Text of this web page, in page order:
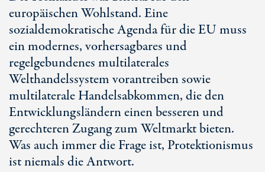
europäischen Wohlstand. Eine
sozialdemokratische Agenda für die EU muss
ein modernes, vorhersagbares und
regelgebundenes multilaterales
Welthandelssystem vorantreiben sowie
multilaterale Handelsabkommen, die den
Entwicklungsländern einen besseren und
gerechteren Zugang zum Weltmarkt bieten.
Was auch immer die Frage ist, Protektionismus
ist niemals die Antwort.